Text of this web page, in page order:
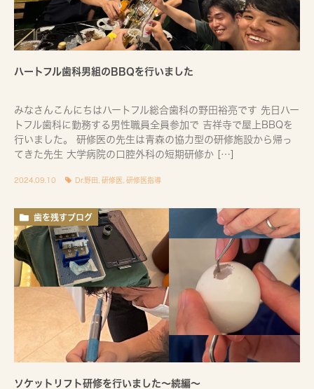
ハートフル歯科男組のBBQを行いました
みなさんこんにちはハートフル総合歯科の野田裕亮です 先日ハー
トフル歯科に勤務する男性職員全員参加で 吉祥寺で屋上BBQを
行いました。 研修医の先生は青森の協力型の研修施設から帰っ
てきた先生 大学病院の口腔外科の短期研修か […]
2024.09.10 Dr.野田 研修医 研修医指導
歯を残すブログ
ソケットリフト研修を行いました〜続編〜